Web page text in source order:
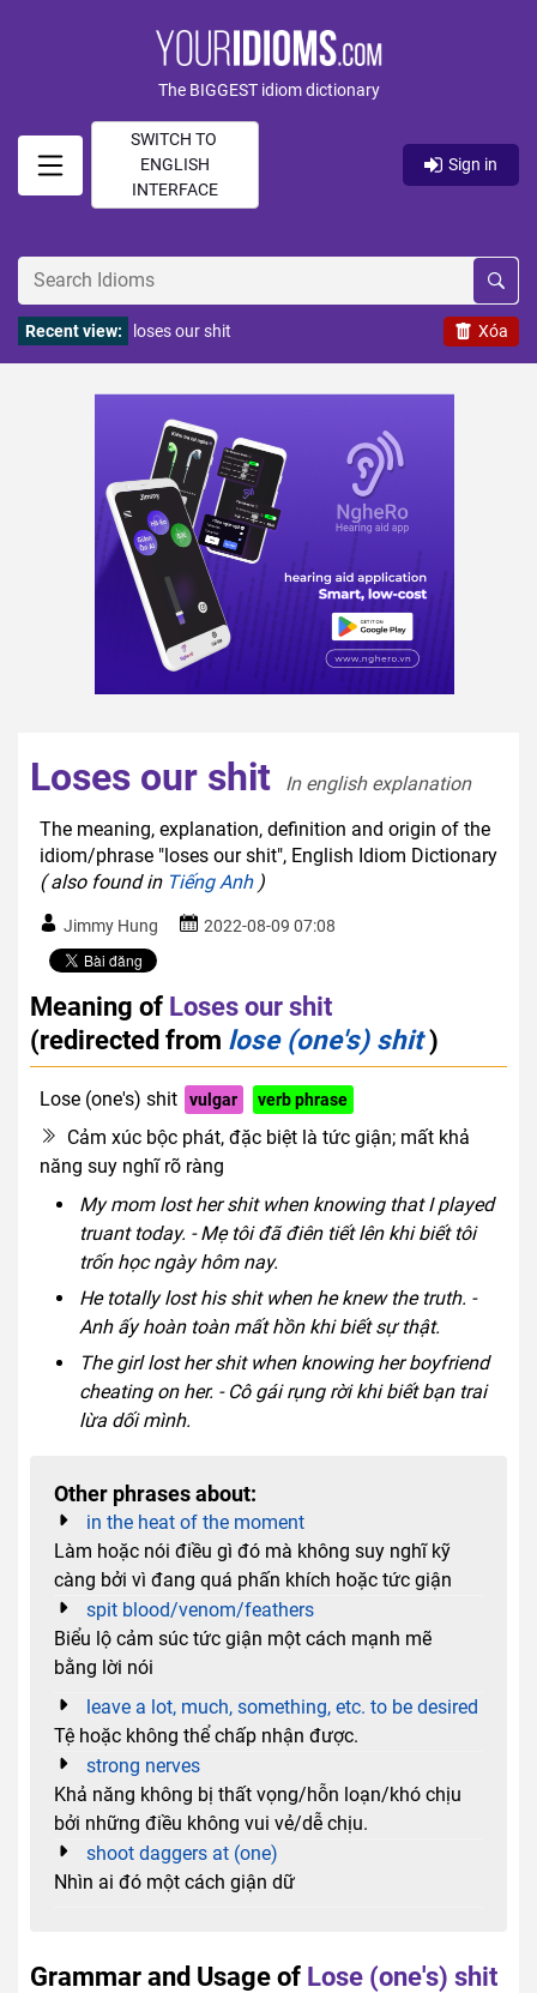
The BIGGEST idiom dictionary
SWITCH TO
ENGLISH
INTERFACE
Sign in
Xóa
Recent view: loses our shit
Loses our shit
In english explanation
The meaning, explanation, definition and origin of the
idiom/phrase "loses our shit", English Idiom Dictionary
( also found in Tiếng Anh)
Jimmy Hung 2022-08-09 07:08
Meaning of Loses our shit
(redirected from lose (one's) shit)
Lose (one's) shit vulgar verb phrase
Cảm xúc bộc phát, đặc biệt là tức giận; mất khả
năng suy nghĩ rõ ràng
My mom lost her shit when knowing that I played
truant today. - Mẹ tôi đã điên tiết lên khi biết tôi
trốn học ngày hôm nay.
He totally lost his shit when he knew the truth. -
Anh ấy hoàn toàn mất hồn khi biết sự thật.
The girl lost her shit when knowing her boyfriend
cheating on her. - Cô gái rụng rời khi biết bạn trai
lừa dối mình.
Other phrases about:
in the heat of the moment
Làm hoặc nói điều gì đó mà không suy nghĩ kỹ
càng bởi vì đang quá phấn khích hoặc tức giận
spit blood/venom/feathers
Biểu lộ cảm súc tức giận một cách mạnh mẽ
bằng lời nói
leave a lot, much, something, etc. to be desired
Tệ hoặc không thể chấp nhận được.
strong nerves
Khả năng không bị thất vọng/hỗn loạn/khó chịu
bởi những điều không vui vẻ/dễ chịu.
shoot daggers at (one)
Nhìn ai đó một cách giận dữ
Grammar and Usage of Lose (one's) shit